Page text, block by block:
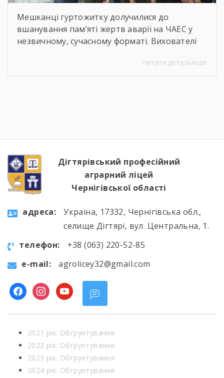
Мешканці гуртожитку долучилися до
вшанування пам’яті жертв аварії на ЧАЕС у
незвичному, сучасному форматі. Вихователі
організували та провели для студентів
подій фатальної ночі 1986 року, дізналися про
наслідки катастрофи для екології України […]
Читати детальніше
Дігтярівський професійний
аграрний ліцей
Чернігівської області
aдресa:
Україна, 17332, Чернігівська обл.,
селище Дігтярі, вул. Центральна, 1.
телефон:
+38 (063) 220-52-85
e-mail:
agrolicey32@gmail.com
facebookinstagram
youtube
2021 рік: Обгрунтування
2022 рік: Обгрунтування
2023 рік: Обгрунтування
2024 рік: Обгрунтування